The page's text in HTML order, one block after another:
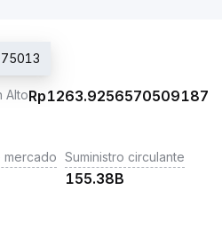
AltoRp1263.9256570509187
mercado Suministro circulante
155.38B